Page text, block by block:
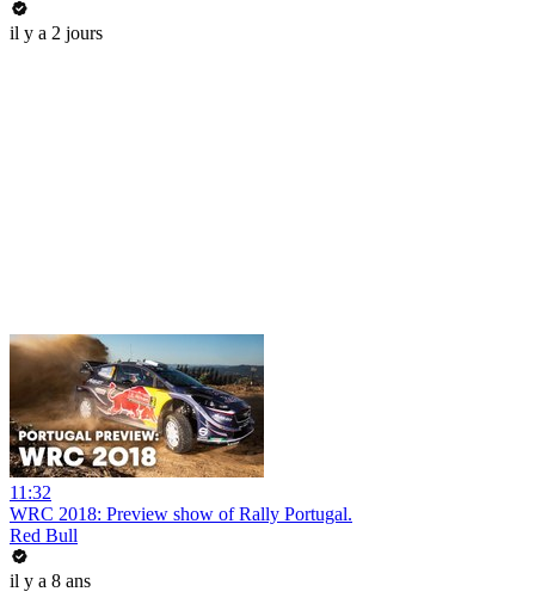
il y a 2 jours
11:32
WRC 2018: Preview show of Rally Portugal.
Red Bull
il y a 8 ans